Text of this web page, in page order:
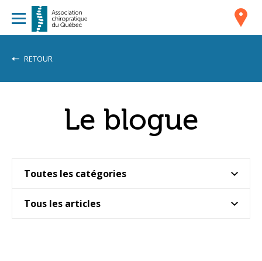
RETOUR
Le blogue